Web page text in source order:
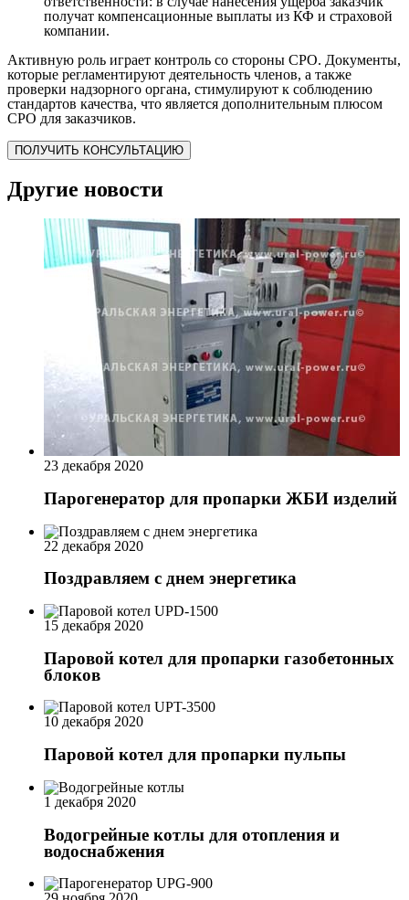
получат компенсационные выплаты из КФ и страховой
компании.
Активную роль играет контроль со стороны СРО. Документы,
которые регламентируют деятельность членов, а также
проверки надзорного органа, стимулируют к соблюдению
стандартов качества, что является дополнительным плюсом
СРО для заказчиков.
ПОЛУЧИТЬ КОНСУЛЬТАЦИЮ
Другие новости
23 декабря 2020
Парогенератор для пропарки ЖБИ изделий
22 декабря 2020
Поздравляем с днем энергетика
15 декабря 2020
Паровой котел для пропарки газобетонных
блоков
10 декабря 2020
Паровой котел для пропарки пульпы
1 декабря 2020
Водогрейные котлы для отопления и
водоснабжения